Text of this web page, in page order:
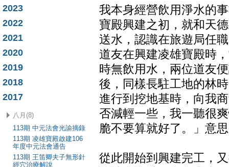
2023
2022
2021
2020
2019
2018
2017
八月(8)
113期 中元法會光諭摘錄
113期 凌雄寶殿啟建106
年度中元法會通告
113期 王笛卿夫子無形針
經穴治療解說
我本身經營飲用淨水的
寶殿興建之初，就和天
送水，認識在旅遊局任
道友在興建凌雄寶殿時
時無飲用水，兩位道友
後，同樣長駐工地的林
進行到挖地基時，向我
否減輕一些，我一聽很
脆不要算就好了。」意
從此開始到興建完工，